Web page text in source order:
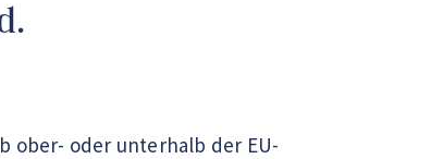
ober- oder unterhalb der EU-